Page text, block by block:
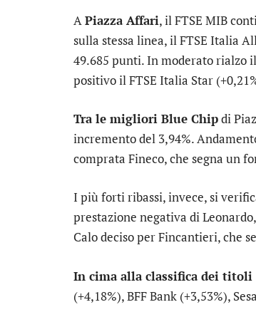
APiazza Affari, ilFTSE MIB
sulla stessa linea, ilFTSE Italia
49.685 punti. In moderato rialzo il
positivo ilFTSE Italia Star
Tra le migliori Blue Chipdi
incremento del 3,94%.
comprata Fineco, che segna un
I più forti ribassi, invece, si
prestazione negativa diLeonardo
Calo deciso perFincantieri, che
In cima alla classifica dei titoli
(+4,18%),BFF Bank (+3,53%), Sesa